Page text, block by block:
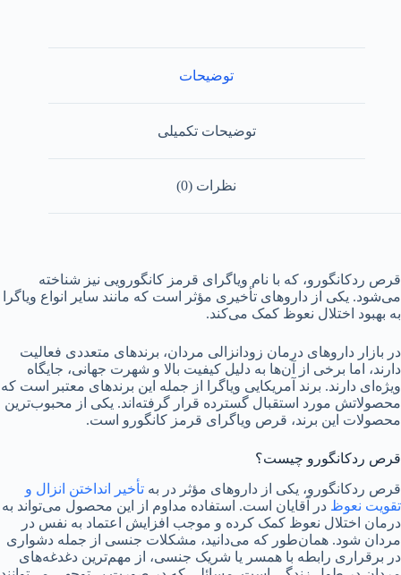
توضیحات
توضیحات تکمیلی
نظرات (0)
قرص ردکانگورو، که با نام ویاگرای قرمز کانگورویی نیز شناخته
می‌شود. یکی از داروهای تأخیری مؤثر است که مانند سایر انواع ویاگرا
به بهبود اختلال نعوظ کمک می‌کند.
در بازار داروهای درمان زودانزالی مردان، برندهای متعددی فعالیت
دارند، اما برخی از آن‌ها به دلیل کیفیت بالا و شهرت جهانی، جایگاه
ویژه‌ای دارند. برند آمریکایی ویاگرا از جمله این برندهای معتبر است که
محصولاتش مورد استقبال گسترده قرار گرفته‌اند. یکی از محبوب‌ترین
محصولات این برند، قرص ویاگرای قرمز کانگورو است.
قرص ردکانگورو چیست؟
قرص ردکانگورو، یکی از داروهای مؤثر در به تأخیر انداختن انزال و
تقویت نعوظ در آقایان است. استفاده مداوم از این محصول می‌تواند به
درمان اختلال نعوظ کمک کرده و موجب افزایش اعتماد به نفس در
مردان شود. همان‌طور که می‌دانید، مشکلات جنسی از جمله دشواری
در برقراری رابطه با همسر یا شریک جنسی، از مهم‌ترین دغدغه‌های